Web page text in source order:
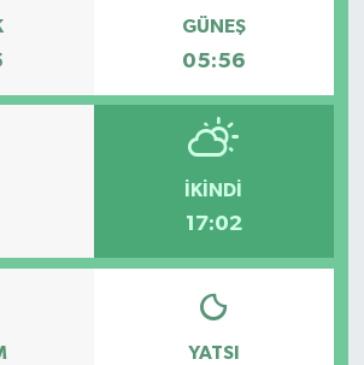
GÜNEŞ
05:56
İKINDI
17:02
YATSI